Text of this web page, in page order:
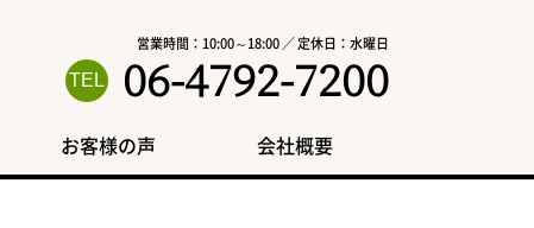
営業時間：10:00～18:00 ／ 定休日：水曜日
06-4792-7200
お客様の声 会社概要